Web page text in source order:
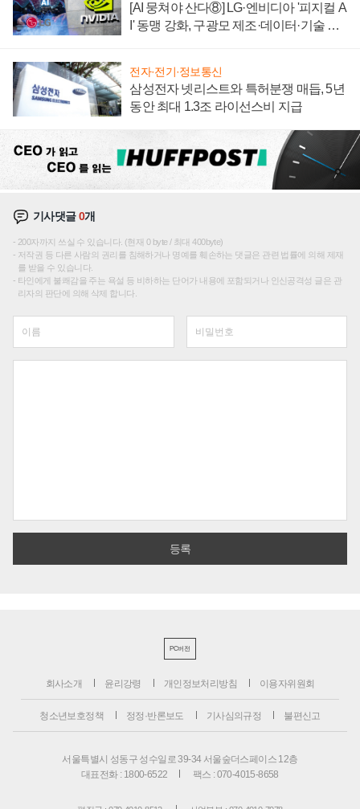
[AI 뭉쳐야 산다⑧] LG·엔비디아 '피지컬 A
I' 동맹 강화, 구광모 제조·데이터·기술 결
전자·전기·정보통신
삼성전자 넷리스트와 특허분쟁 매듭, 5년
동안 최대 1.3조 라이선스비 지급
기사댓글0개
200자까지 쓰실 수 있습니다. (현재 0 byte / 최대 400byte)
저작권 등 다른 사람의 권리를 침해하거나 명예를 훼손하는 댓글은 관련 법률에 의해 제재
를 받을 수 있습니다.
타인에게 불쾌감을 주는 욕설 등 비하하는 단어가 내용에 포함되거나 인신공격성 글은 관
리자의 판단에 의해 삭제 합니다.
PC버전
회사소개 윤리강령 개인정보처리방침 이용자위원회
청소년보호정책 정정·반론보도 기사심의규정 불편신고
서울특별시 성동구 성수일로 39-34 서울숲더스페이스 12층
대표전화 : 1800-6522
팩스 : 070-4015-8658